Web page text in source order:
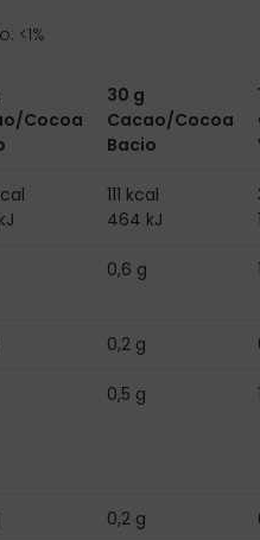
<1%
Cocoa
30 g
Cacao/Cocoa
Bacio
111 kcal
464 kJ
0,6 g
0,2 g
0,5 g
0,2 g